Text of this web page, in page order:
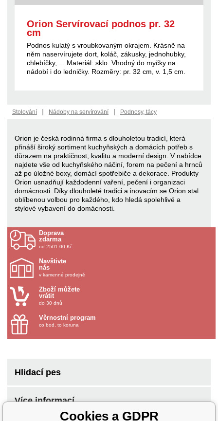
Orion Servírovací podnos pr. 32
cm
Podnos kulatý s vroubkovaným okrajem. Krásně na
něm naservírujete dort, koláč, zákusky, jednohubky,
chlebíčky,.... Materiál: sklo. Vhodný do myčky na
nádobí i do ledničky. Rozměry: pr. 32 cm, v. 1,5 cm.
Stolování | Nádoby na servírování | Podnosy, tácy
Orion je česká rodinná firma s dlouholetou tradicí, která
přináší široký sortiment kuchyňských a domácích potřeb s
důrazem na praktičnost, kvalitu a moderní design. V nabídce
najdete vše od kuchyňského náčiní, forem na pečení a hrnců
až po úložné boxy, domácí spotřebiče a dekorace. Produkty
Orion usnadňují každodenní vaření, pečení i organizaci
domácnosti. Díky dlouholeté tradici a inovacím se Orion stal
oblíbenou volbou pro každého, kdo hledá spolehlivé a
stylové vybavení do domácnosti.
Doprava
zdarma
od 2501.00 Kč
Navštivte
nás
v kamenné prodejně
Zboží můžete
vrátit
do 30 dnů
Věrnostní program
co bod, to koruna
Hlidací pes
Více informací
Cookies a GDPR